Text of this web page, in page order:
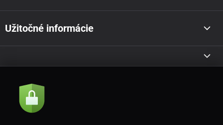
Užitočné informácie
Akcie a novinky e-mailom